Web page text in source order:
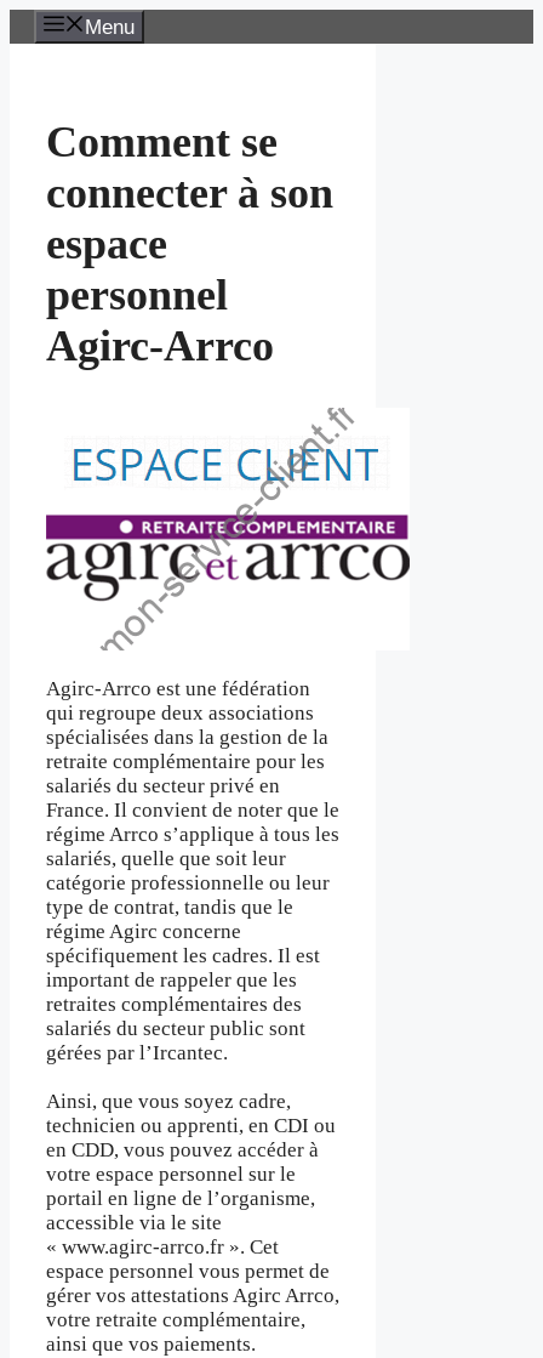
Aller
au
Menu
Comment se
connecter à son
espace
personnel
Agirc-Arrco
Agirc-Arrco est une fédération
qui regroupe deux associations
spécialisées dans la gestion de la
retraite complémentaire pour les
salariés du secteur privé en
France. Il convient de noter que le
régime Arrco s’applique à tous les
salariés, quelle que soit leur
catégorie professionnelle ou leur
type de contrat, tandis que le
régime Agirc concerne
spécifiquement les cadres. Il est
important de rappeler que les
retraites complémentaires des
salariés du secteur public sont
gérées par l’Ircantec.
Ainsi, que vous soyez cadre,
technicien ou apprenti, en CDI ou
en CDD, vous pouvez accéder à
votre espace personnel sur le
portail en ligne de l’organisme,
accessible via le site
« www.agirc-arrco.fr ». Cet
espace personnel vous permet de
gérer vos attestations Agirc Arrco,
votre retraite complémentaire,
ainsi que vos paiements.